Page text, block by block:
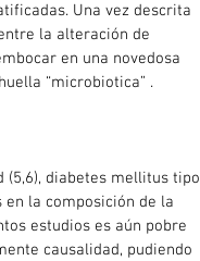
Una vez descrita
la alteración de
en una novedosa
“microbiotica” .
diabetes mellitus tipo
en la composición de la
estudios es aún pobre
causalidad, pudiendo